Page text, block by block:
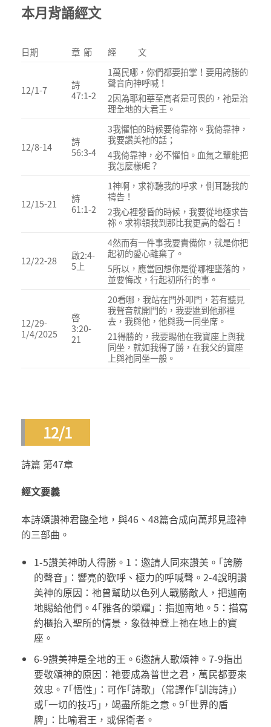
本月背誦經文
日期 章 節 經 文
12/1-7
詩
47:1-2
1萬民哪，你們都要拍掌！要用誇勝的
聲音向神呼喊！
2因為耶和華至高者是可畏的，祂是治
理全地的大君王。
12/8-14
詩
56:3-4
3我懼怕的時候要倚靠祢。我倚靠神，
我要讚美祂的話；
4我倚靠神，必不懼怕。血氣之輩能把
我怎麼樣呢？
12/15-21
詩
61:1-2
1神啊，求祢聽我的呼求，側耳聽我的
禱告！
2我心裡發昏的時候，我要從地極求告
祢。求祢領我到那比我更高的磐石！
12/22-28
啟2:4-
5上
4然而有一件事我要責備你，就是你把
起初的愛心離棄了。
5所以，應當回想你是從哪裡墜落的，
並要悔改，行起初所行的事。
12/29-
1/4/2025
啓
3:20-
21
20看哪，我站在門外叩門，若有聽見
我聲音就開門的，我要進到他那裡
去，我與他，他與我一同坐席。
21得勝的，我要賜他在我寶座上與我
同坐，就如我得了勝，在我父的寶座
上與祂同坐一般。
12/1
詩篇 第47章
經文要義
本詩頌讚神君臨全地，與46、48篇合成向萬邦見證神
的三部曲。
1-5讚美神助人得勝。1：邀請人同來讚美。｢誇勝
的聲音｣：響亮的歡呼、極力的呼喊聲。2-4說明讚
美神的原因：祂曾幫助以色列人戰勝敵人，把迦南
地賜給他們。4｢雅各的榮耀｣：指迦南地。5：描寫
約櫃抬入聖所的情景，象徵神登上祂在地上的寶
座。
6-9讚美神是全地的王。6邀請人歌頌神。7-9指出
要敬頌神的原因：祂要成為普世之君，萬民都要來
效忠。7｢悟性｣：可作｢詩歌｣（常譯作｢訓誨詩｣）
或｢一切的技巧｣，竭盡所能之意。9｢世界的盾
牌｣：比喻君王，或保衛者。